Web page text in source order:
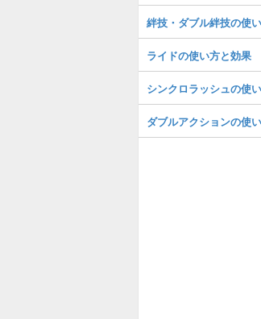
絆技・ダブル絆技の使
ライドの使い方と効果
シンクロラッシュの使
ダブルアクションの使